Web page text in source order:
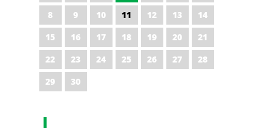
8
9 10 11 12 13
14
15
16 17 18 19 20
21
22
23 24 25 26 27
28
29
30